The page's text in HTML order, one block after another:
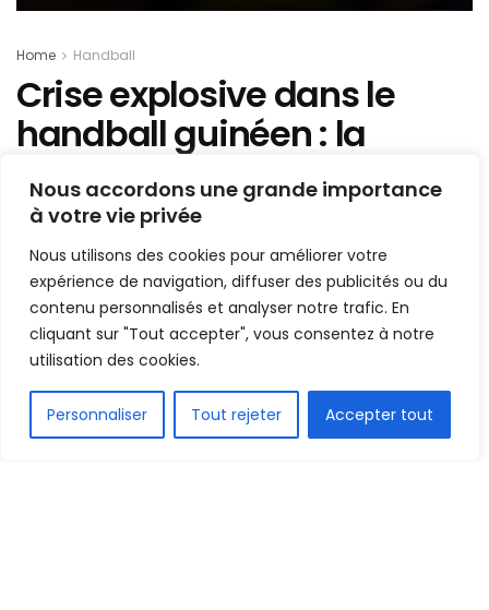
Nous accordons une grande importance
à votre vie privée
Nous utilisons des cookies pour améliorer votre
expérience de navigation, diffuser des publicités ou du
contenu personnalisés et analyser notre trafic. En
cliquant sur "Tout accepter", vous consentez à notre
utilisation des cookies.
Personnaliser Tout rejeter Accepter tout
Home Handball
Crise explosive dans le
handball guinéen : la
Fédération menace de
retirer ses équipes si
l’unique gymnase est
démoli sans
remplacement
18 juin 2026 Temps de lecture:3 minutes
AA
FR